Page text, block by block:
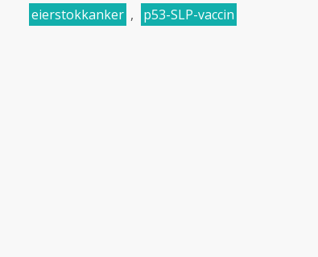
eierstokkanker , p53-SLP-vaccin